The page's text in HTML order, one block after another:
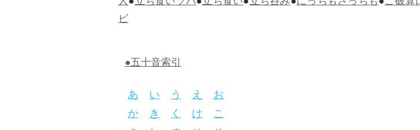
ビ
●五十音索引
あ い う え お
か き く け こ